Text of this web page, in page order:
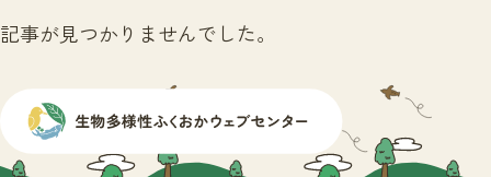
記事が見つかりませんでした。